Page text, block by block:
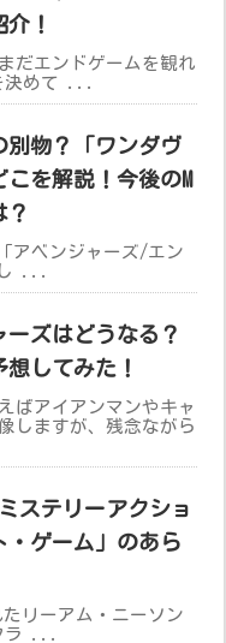
！
だエンドゲームを観れ
決めて ...
別物？「ワンダヴ
を解説！今後のM
？
アベンジャーズ/エン
し ...
ズはどうなる？
してみた！
ばアイアンマンやキャ
しますが、残念ながら
ステリーアクショ
・ゲーム」のあら
たリーアム・ニーソン
ラ ...